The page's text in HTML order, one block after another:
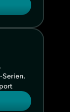
Serien.